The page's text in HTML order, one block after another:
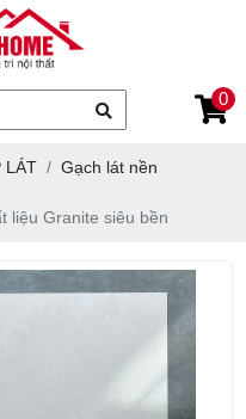
0
LÁT
Gạch lát nền
liệu Granite siêu bền